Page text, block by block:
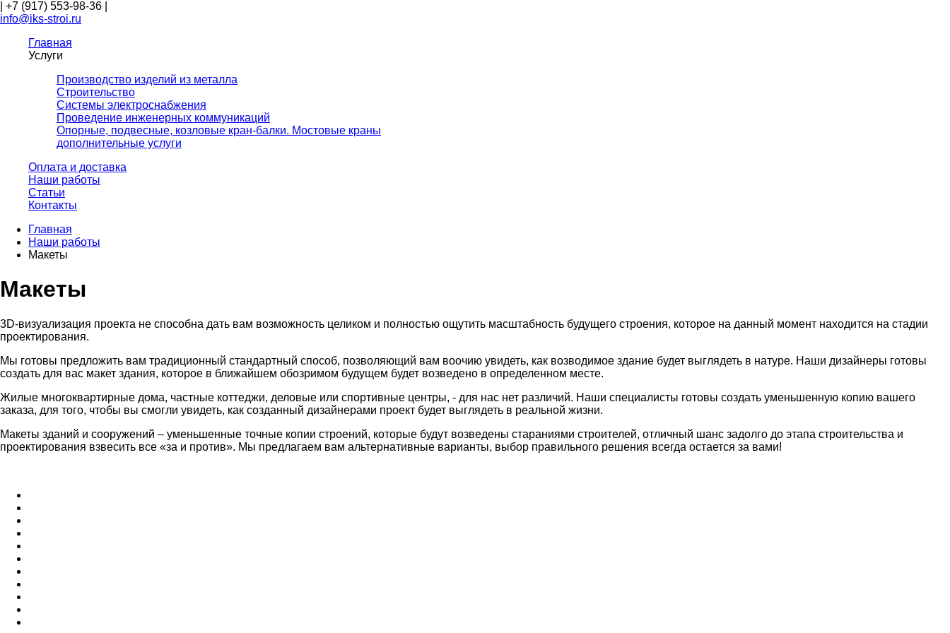
+7 (917) 553-98-36
info@iks-stroi.ru
Главная
Услуги
Производство изделий из металла
Строительство
Системы электроснабжения
Проведение инженерных коммуникаций
Опорные, подвесные, козловые кран-балки. Мостовые краны
дополнительные услуги
Оплата и доставка
Наши работы
Статьи
Контакты
Главная
Наши работы
Макеты
Макеты
3D-визуализация проекта не способна дать вам возможность целиком и полностью ощутить масштабность будущего строения, которое на данный момент находится на стадии
проектирования.
Мы готовы предложить вам традиционный стандартный способ, позволяющий вам воочию увидеть, как возводимое здание будет выглядеть в натуре. Наши дизайнеры готовы
создать для вас макет здания, которое в ближайшем обозримом будущем будет возведено в определенном месте.
Жилые многоквартирные дома, частные коттеджи, деловые или спортивные центры, - для нас нет различий. Наши специалисты готовы создать уменьшенную копию вашего
заказа, для того, чтобы вы смогли увидеть, как созданный дизайнерами проект будет выглядеть в реальной жизни.
Макеты зданий и сооружений – уменьшенные точные копии строений, которые будут возведены стараниями строителей, отличный шанс задолго до этапа строительства и
проектирования взвесить все «за и против». Мы предлагаем вам альтернативные варианты, выбор правильного решения всегда остается за вами!